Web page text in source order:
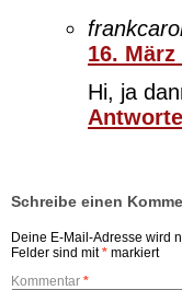
16.
Hi, ja
Schreibe einen
Deine E-Mail-Adresse wird
Felder sind mit* markiert
Kommentar *